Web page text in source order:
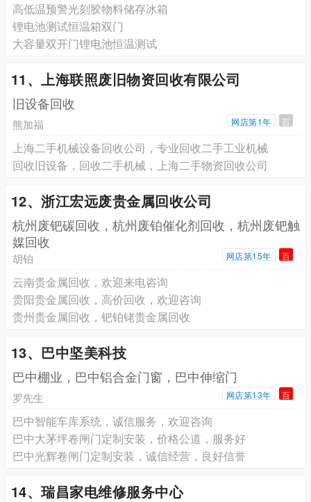
高低温预警光刻胶物料储存冰箱
锂电池测试恒温箱双门
大容量双开门锂电池恒温测试
11、上海联照废旧物资回收有限公司
旧设备回收
熊加福 网店第1年 百
上海二手机械设备回收公司，专业回收二手工业机械
回收旧设备，回收二手机械，上海二手物资回收公司
12、浙江宏远废贵金属回收公司
杭州废钯碳回收，杭州废铂催化剂回收，杭州废钯触
媒回收
胡铂 网店第15年 百
云南贵金属回收，欢迎来电咨询
贵阳贵金属回收，高价回收，欢迎咨询
贵州贵金属回收，钯铂铑贵金属回收
13、巴中坚美科技
巴中棚业，巴中铝合金门窗，巴中伸缩门
罗先生 网店第13年 百
巴中智能车库系统，诚信服务，欢迎咨询
巴中大茅坪卷闸门定制安装，价格公道，服务好
巴中光辉卷闸门定制安装，诚信经营，良好信誉
14、瑞昌家电维修服务中心